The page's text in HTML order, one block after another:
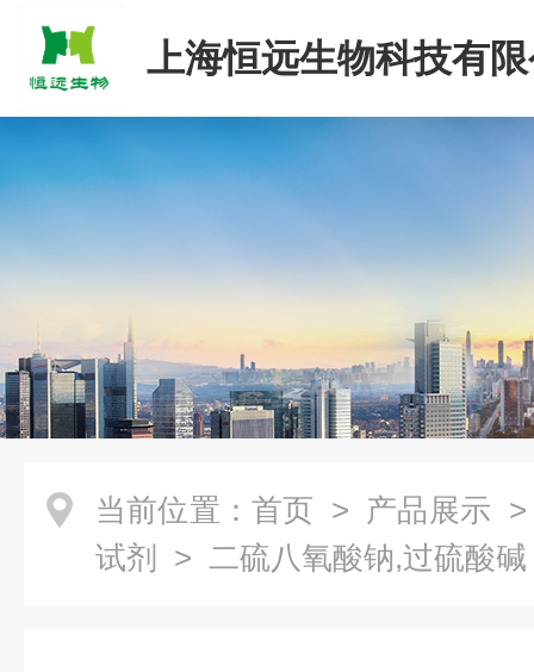
上海恒远生物科技有
当前位置： 首页 > 产品展示
试剂
> 二硫八氧酸钠,过硫酸碱